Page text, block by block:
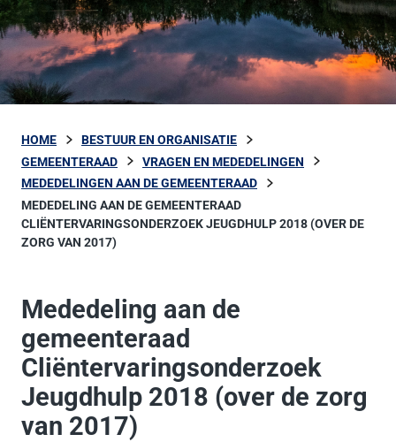
HOME
BESTUUR EN ORGANISATIE
GEMEENTERAAD
VRAGEN EN MEDEDELINGEN
MEDEDELINGEN AAN DE GEMEENTERAAD
MEDEDELING AAN DE GEMEENTERAAD
CLIËNTERVARINGSONDERZOEK JEUGDHULP 2018 (OVER DE
ZORG VAN 2017)
Mededeling aan de
gemeenteraad
Cliëntervaringsonderzoek
Jeugdhulp 2018 (over de zorg
van 2017)